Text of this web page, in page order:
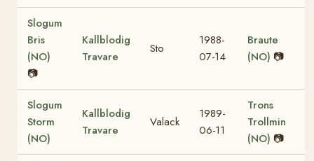
Slogum
Bris
(NO)
📷
Kallblodig
Travare
Sto
1988-
07-14
Braute
(NO) 📷
Slogum
Storm
(NO)
Kallblodig
Travare
Valack
1989-
06-11
Trons
Trollmin
(NO) 📷